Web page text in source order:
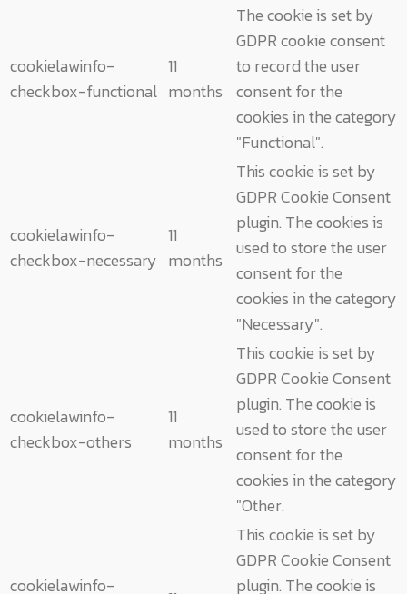
cookielawinfo-
checkbox-functional
11
months
The cookie is set by
GDPR cookie consent
to record the user
consent for the
cookies in the category
"Functional".
cookielawinfo-
checkbox-necessary
11
months
This cookie is set by
GDPR Cookie Consent
plugin. The cookies is
used to store the user
consent for the
cookies in the category
"Necessary".
cookielawinfo-
checkbox-others
11
months
This cookie is set by
GDPR Cookie Consent
plugin. The cookie is
used to store the user
consent for the
cookies in the category
"Other.
cookielawinfo-
This cookie is set by
GDPR Cookie Consent
plugin. The cookie is